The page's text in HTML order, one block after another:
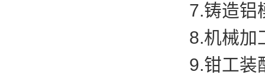
7.铸造铝
8.机械加工
9.钳工装